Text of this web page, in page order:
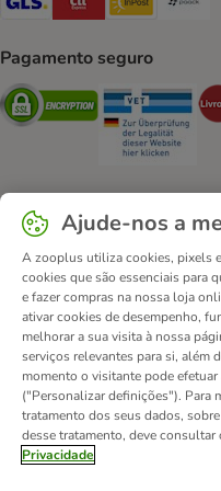
Pagamento seguro
Security
Contactos
Condições gerais de utilização
Métodos de pagamento
Política de privacidade
Declaração de acessibilidade
© zooplus SE 2026
Ajude-nos a
A zooplus utiliza cookies, pixels
cookies que são essenciais para
e fazer compras na nossa loja
ativar cookies de desempenho,
melhorar a sua visita à nossa
serviços relevantes para si, além
momento o visitante pode
("Personalizar definições"). Para
tratamento dos seus dados,
desse tratamento, deve consultar
Privacidade